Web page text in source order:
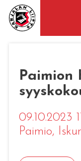
Paimion
09.10.2023
Paimio,